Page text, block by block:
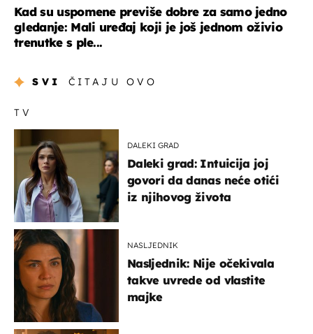
Kad su uspomene previše dobre za samo jedno
gledanje: Mali uređaj koji je još jednom oživio
trenutke s ple...
SVI ČITAJU OVO
TV
DALEKI GRAD
Daleki grad: Intuicija joj
govori da danas neće otići
iz njihovog života
NASLJEDNIK
Nasljednik: Nije očekivala
takve uvrede od vlastite
majke